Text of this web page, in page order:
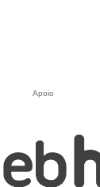
Apoio